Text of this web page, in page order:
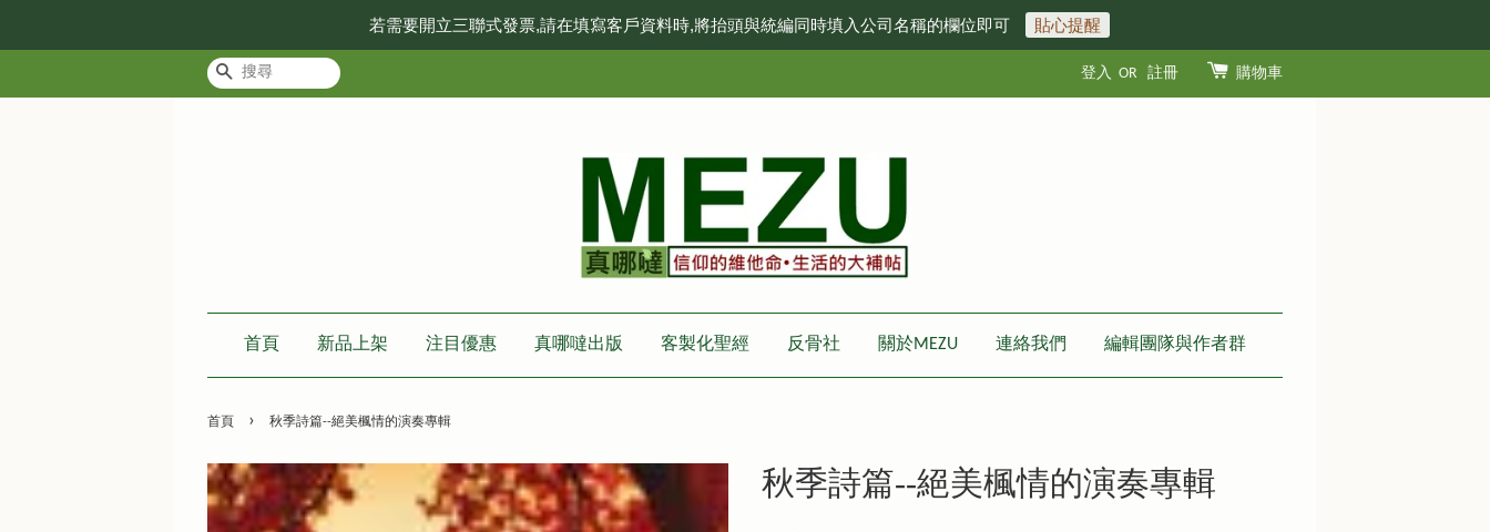
若需要開立三聯式發票,請在填寫客戶資料時,將抬頭與統編同時填入公司名稱的欄位即可 貼心提醒
搜尋 登入 OR 註冊 購物車
首頁 新品上架 注目優惠 真哪噠出版 客製化聖經 反骨社 關於MEZU 連絡我們 編輯團隊與作者群
首頁 › 秋季詩篇--絕美楓情的演奏專輯
秋季詩篇--絕美楓情的演奏專輯